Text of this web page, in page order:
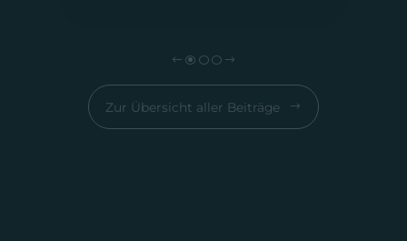
Zur Übersicht aller Beiträge